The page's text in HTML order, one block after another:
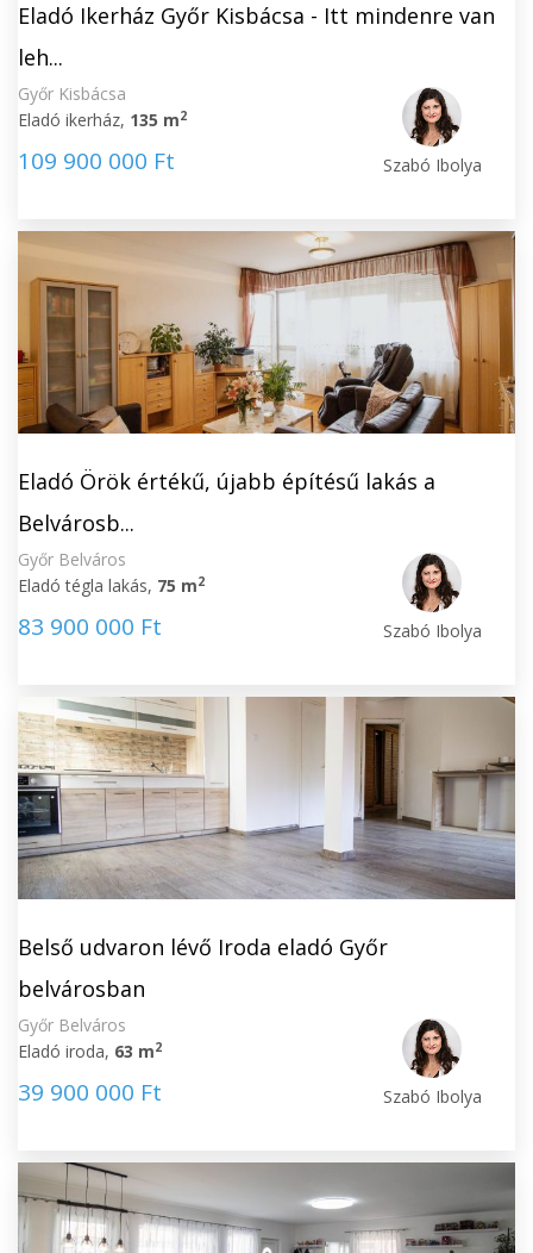
Eladó Ikerház Győr Kisbácsa - Itt mindenre van
leh...
Győr Kisbácsa
Eladó ikerház, 135 m2
109 900 000 Ft Szabó Ibolya
Eladó Örök értékű, újabb építésű lakás a
Belvárosb...
Győr Belváros
Eladó tégla lakás, 75 m2
83 900 000 Ft Szabó Ibolya
Belső udvaron lévő Iroda eladó Győr
belvárosban
Győr Belváros
Eladó iroda, 63 m2
39 900 000 Ft Szabó Ibolya